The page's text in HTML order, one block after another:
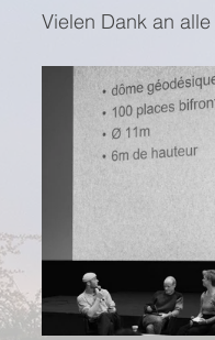
Vielen Dank an